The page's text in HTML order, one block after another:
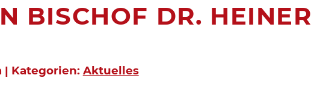
BISCHOF DR. HEINER
| Kategorien: Aktuelles